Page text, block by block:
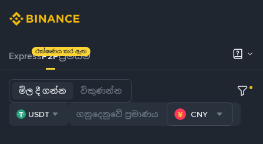
ExpressP2Pප්‍රිමියම්
රක්ෂණය කර ඇත
මිල දී ගන්න විකුණන්න
USDT CNY